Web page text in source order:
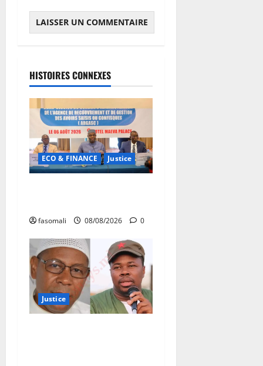
HISTOIRES CONNEXES
ECO & FINANCE Justice
fasomali 08/08/2026 0
Justice